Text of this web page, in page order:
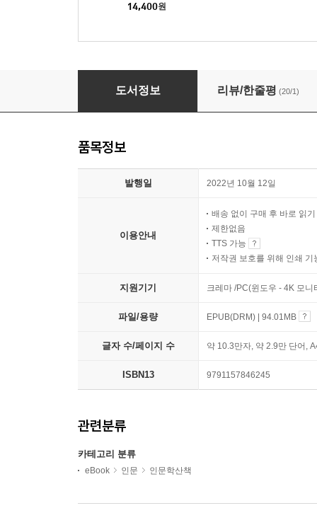
14,400원
손목시계의 교양
도서정보 리뷰/한줄평 (20/1)
품목정보
발행일 2022년 10월 12일
이용안내
배송 없이 구매 후 바로 읽기
제한없음
TTS 가능
저작권 보호를 위해 인쇄 기
지원기기 크레마 /PC(윈도우 - 4K 모
파일/용량 EPUB(DRM) | 94.01MB
글자 수/페이지 수 약 10.3만자, 약 2.9만 단어,
ISBN13 9791157846245
관련분류
카테고리 분류
eBook 인문 인문학산책